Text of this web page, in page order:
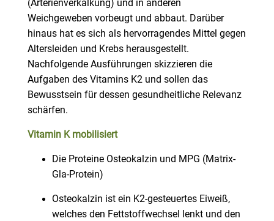
(Arterienverkalkung) und in anderen
Weichgeweben vorbeugt und abbaut. Darüber
hinaus hat es sich als hervorragendes Mittel gegen
Altersleiden und Krebs herausgestellt.
Nachfolgende Ausführungen skizzieren die
Aufgaben des Vitamins K2 und sollen das
Bewusstsein für dessen gesundheitliche Relevanz
schärfen.
Vitamin K mobilisiert
Die Proteine Osteokalzin und MPG (Matrix-
Gla-Protein)
Osteokalzin ist ein K2-gesteuertes Eiweiß,
welches den Fettstoffwechsel lenkt und den